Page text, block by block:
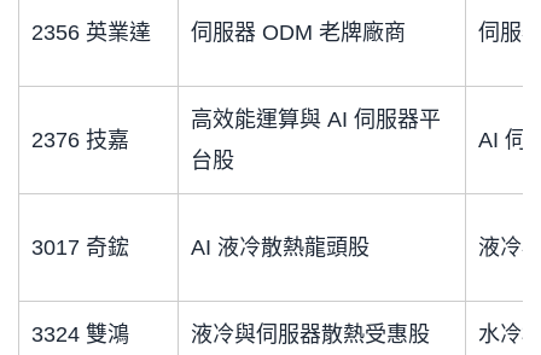
2356 英業達 伺服器 ODM 老牌廠商 伺服
2376 技嘉
高效能運算與 AI 伺服器平
台股
AI 伺
3017 奇鋐 AI 液冷散熱龍頭股 液冷
3324 雙鴻 液冷與伺服器散熱受惠股 水冷